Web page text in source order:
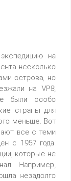
на
несколько
острова, но
на VP8,
были особо
страны для
меньше. Вот
все с теми
с 1957 года.
которые не
Например,
незадолго